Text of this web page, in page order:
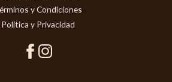
y Condiciones
Politica y Privacidad